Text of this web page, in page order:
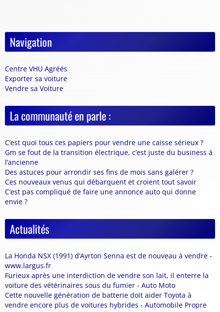
Navigation
Centre VHU Agréés
Exporter sa voiture
Vendre sa Voiture
La communauté en parle :
C’est quoi tous ces papiers pour vendre une caisse sérieux ?
Gm se fout de la transition électrique, c’est juste du business à
l’ancienne
Des astuces pour arrondir ses fins de mois sans galérer ?
Ces nouveaux venus qui débarquent et croient tout savoir
C’est pas compliqué de faire une annonce auto qui donne
envie ?
Actualités
La Honda NSX (1991) d’Ayrton Senna est de nouveau à vendre -
www.largus.fr
Furieux après une interdiction de vendre son lait, il enterre la
voiture des vétérinaires sous du fumier - Auto Moto
Cette nouvelle génération de batterie doit aider Toyota à
vendre encore plus de voitures hybrides - Automobile Propre